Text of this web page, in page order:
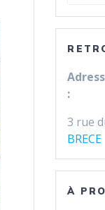
:
:
3 rue
BRECE
À